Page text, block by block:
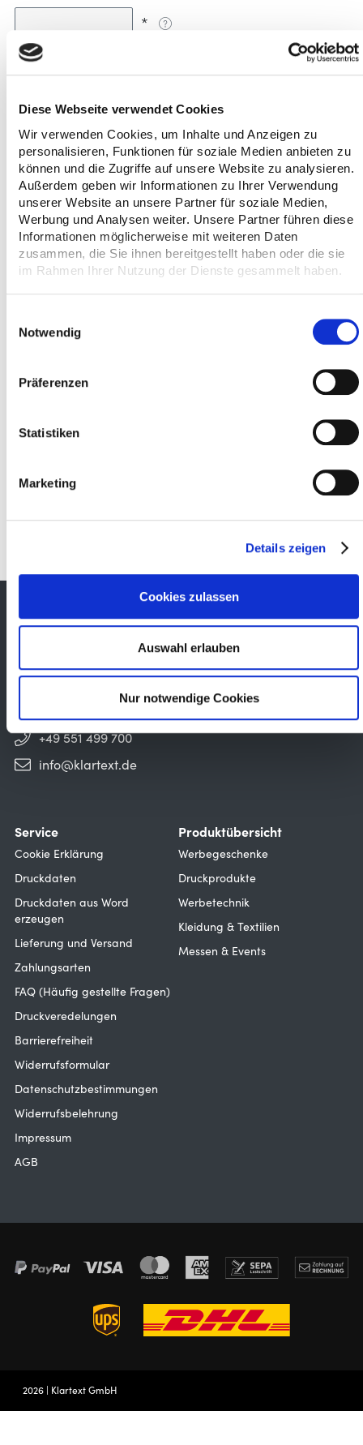
Diese Webseite verwendet Cookies
Wir verwenden Cookies, um Inhalte und Anzeigen zu
personalisieren, Funktionen für soziale Medien anbieten zu
können und die Zugriffe auf unsere Website zu analysieren.
Außerdem geben wir Informationen zu Ihrer Verwendung
unserer Website an unsere Partner für soziale Medien,
Werbung und Analysen weiter. Unsere Partner führen diese
Informationen möglicherweise mit weiteren Daten
zusammen, die Sie ihnen bereitgestellt haben oder die sie
im Rahmen Ihrer Nutzung der Dienste gesammelt haben.
Notwendig
Präferenzen
Statistiken
Marketing
Details zeigen
Cookies zulassen
Auswahl erlauben
Nur notwendige Cookies
*
Dateiübergabe
Hinweis:Alle mit einem Stern (*)
Pflichtfelder.
Kontakt
Klartext GmbH
Am Güterverkehrszentrum 2
37073 Göttingen
+49 551 499 700
info@klartext.de
Service
Cookie Erklärung
Druckdaten
Druckdaten aus Word
erzeugen
Lieferung und Versand
Zahlungsarten
FAQ (Häufig gestellte Fragen)
Druckveredelungen
Barrierefreiheit
Widerrufsformular
Datenschutzbestimmungen
Widerrufsbelehrung
Impressum
AGB
Produktübersicht
Werbegeschenke
Druckprodukte
Werbetechnik
Kleidung & Textilien
Messen & Events
2026 | Klartext GmbH